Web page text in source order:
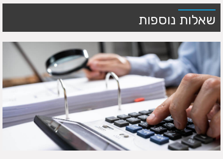
שאלות נוספות